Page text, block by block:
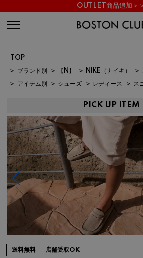
OUTLET商品追加＞＞
TOP
> ブランド別 > 【N】 > NIKE（ナイキ） >
> アイテム別 > シューズ > レディース > ス
PICK UP ITEM
送料無料 店舗受取OK